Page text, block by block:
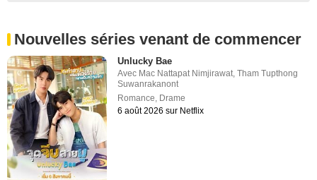
Nouvelles séries venant de commencer
Unlucky Bae
Avec Mac Nattapat Nimjirawat,Tham Tupthong
Suwanrakanont
Romance, Drame
6 août 2026 sur Netflix